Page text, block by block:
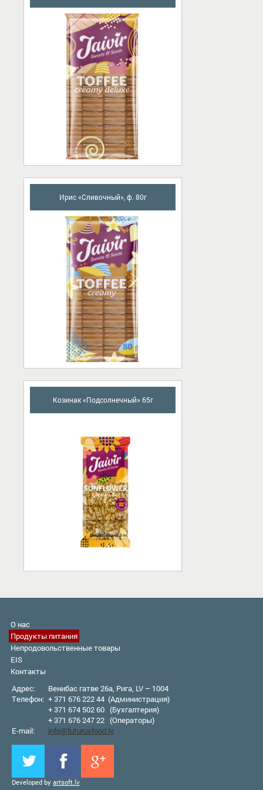
Ирис «Сливочный», ф. 80г
Козинак «Подсолнечный» 65г
О нас
Продукты питания
Непродовольственные товары
EIS
Контакты
Адрес:
Венибас гатве 26а, Рига, LV – 1004
Телефон: + 371 676 222 44 (Администрация)
+ 371 674 502 60 (Бухгалтерия)
+ 371 676 247 22 (Операторы)
E-mail:
info@futurusfood.lv
Developed by artsoft.lv